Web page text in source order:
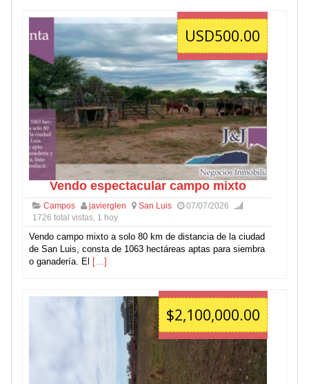
USD500.00
Vendo espectacular campo mixto
Campos javierglen San Luis
07/07/2026
1726 total vistas, 1 hoy
Vendo campo mixto a solo 80 km de distancia de la ciudad
de San Luis, consta de 1063 hectáreas aptas para siembra
o ganadería. El […]
$2,100,000.00